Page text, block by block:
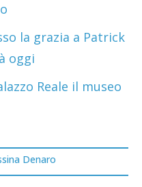
la grazia a Patrick
oggi
Reale il museo
Denaro